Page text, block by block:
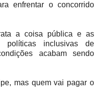
enfrentar o concorrido
a coisa pública e as
políticas inclusivas de
acabam sendo
mas quem vai pagar o